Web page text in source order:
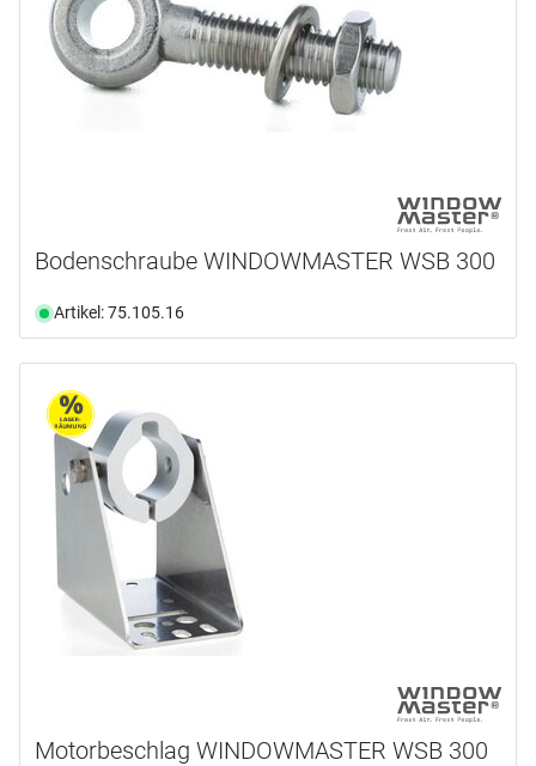
Bodenschraube WINDOWMASTER WSB 300
Artikel: 75.105.16
Motorbeschlag WINDOWMASTER WSB 300